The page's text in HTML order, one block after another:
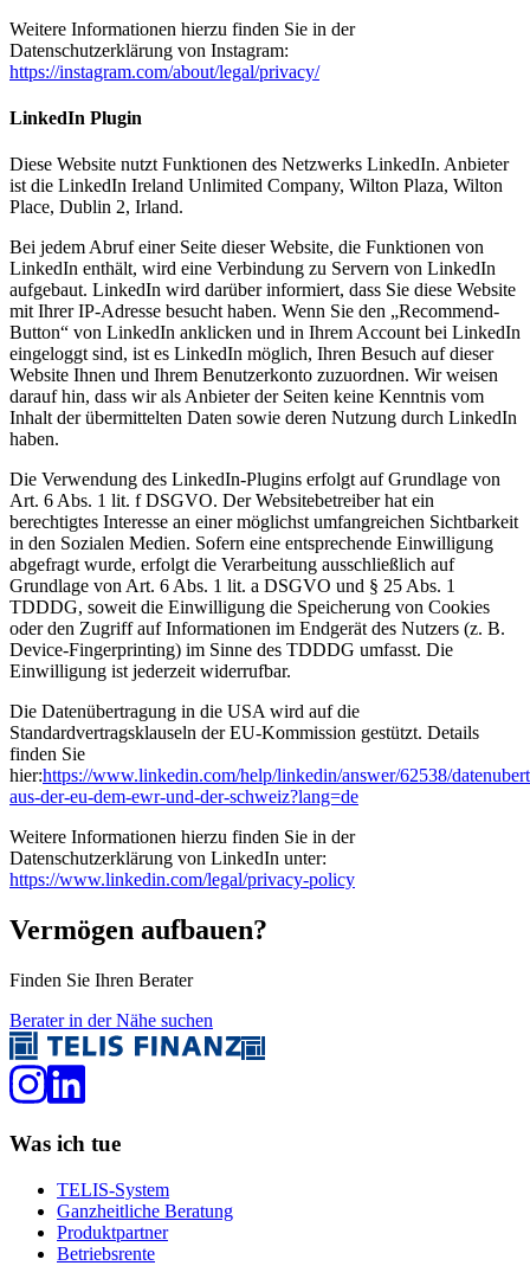
Weitere Informationen hierzu finden Sie in der
Datenschutzerklärung von Instagram:
https://instagram.com/about/legal/privacy/
LinkedIn Plugin
Diese Website nutzt Funktionen des Netzwerks LinkedIn. Anbieter
ist die LinkedIn Ireland Unlimited Company, Wilton Plaza, Wilton
Place, Dublin 2, Irland.
Bei jedem Abruf einer Seite dieser Website, die Funktionen von
LinkedIn enthält, wird eine Verbindung zu Servern von LinkedIn
aufgebaut. LinkedIn wird darüber informiert, dass Sie diese Website
mit Ihrer IP-Adresse besucht haben. Wenn Sie den „Recommend-
Button“ von LinkedIn anklicken und in Ihrem Account bei LinkedIn
eingeloggt sind, ist es LinkedIn möglich, Ihren Besuch auf dieser
Website Ihnen und Ihrem Benutzerkonto zuzuordnen. Wir weisen
darauf hin, dass wir als Anbieter der Seiten keine Kenntnis vom
Inhalt der übermittelten Daten sowie deren Nutzung durch LinkedIn
haben.
Die Verwendung des LinkedIn-Plugins erfolgt auf Grundlage von
Art. 6 Abs. 1 lit. f DSGVO. Der Websitebetreiber hat ein
berechtigtes Interesse an einer möglichst umfangreichen Sichtbarkeit
in den Sozialen Medien. Sofern eine entsprechende Einwilligung
abgefragt wurde, erfolgt die Verarbeitung ausschließlich auf
Grundlage von Art. 6 Abs. 1 lit. a DSGVO und § 25 Abs. 1
TDDDG, soweit die Einwilligung die Speicherung von Cookies
oder den Zugriff auf Informationen im Endgerät des Nutzers (z. B.
Device-Fingerprinting) im Sinne des TDDDG umfasst. Die
Einwilligung ist jederzeit widerrufbar.
Die Datenübertragung in die USA wird auf die
Standardvertragsklauseln der EU-Kommission gestützt. Details
finden Sie
hier:https://www.linkedin.com/help/linkedin/answer/62538/
aus-der-eu-dem-ewr-und-der-schweiz?lang=de
Weitere Informationen hierzu finden Sie in der
Datenschutzerklärung von LinkedIn unter:
https://www.linkedin.com/legal/privacy-policy
Vermögen aufbauen?
Finden Sie Ihren Berater
Berater in der Nähe suchen
Was ich tue
TELIS-System
Ganzheitliche Beratung
Produktpartner
Betriebsrente